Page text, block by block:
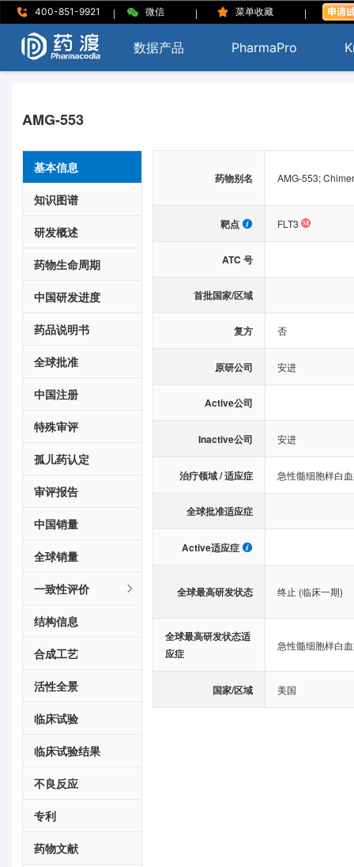
400-851-9921 | 微信 | 菜单收藏 |
数据产品 PharmaPro
AMG-553
基本信息
知识图谱
研发概述
药物生命周期
中国研发进度
药品说明书
全球批准
中国注册
特殊审评
孤儿药认定
审评报告
中国销量
全球销量
一致性评价
结构信息
合成工艺
活性全景
临床试验
临床试验结果
不良反应
专利
药物文献
药物别名 AMG-553;
靶点 FLT3
ATC 号
首批国家/区域
复方 否
原研公司 安进
Active公司
Inactive公司 安进
治疗领域 / 适应症 急性髓细胞样白
全球批准适应症
Active适应症
全球最高研发状态 终止 (临床一期)
全球最高研发状态适
应症
急性髓细胞样白
国家/区域 美国